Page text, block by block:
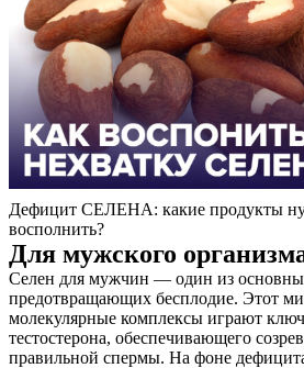
Дефицит СЕЛЕНА: какие продукты
восполнить?
Для мужского
Селен для мужчин — один из
предотвращающих бесплодие. Этот
молекулярные комплексы играют
тестостерона, обеспечивающего
правильной спермы. На фоне